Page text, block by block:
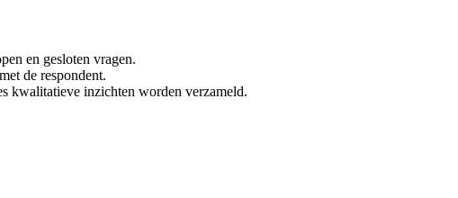
en gesloten vragen.
de respondent.
kwalitatieve inzichten worden verzameld.